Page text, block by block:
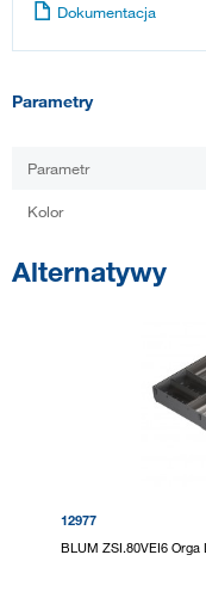
Dokumentacja
Parametry
Parametr
Kolor
Alternatywy
12977
BLUM ZSI.80VEI6 Orga